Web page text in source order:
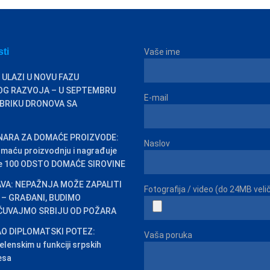
U NOVU FAZU
RAZVOJA – U SEPTEMBRU
DRONOVA SA
ZA DOMAĆE PROIZVODE:
proizvodnju i nagrađuje
ODSTO DOMAĆE SIROVINE
NEPAŽNJA MOŽE ZAPALITI
– GRAĐANI, BUDIMO
SRBIJU OD POŽARA
DIPLOMATSKI POTEZ:
u funkciji srpskih
Vaše ime
E-mail
Naslov
Fotografija / video (do 24MB
Vaša poruka